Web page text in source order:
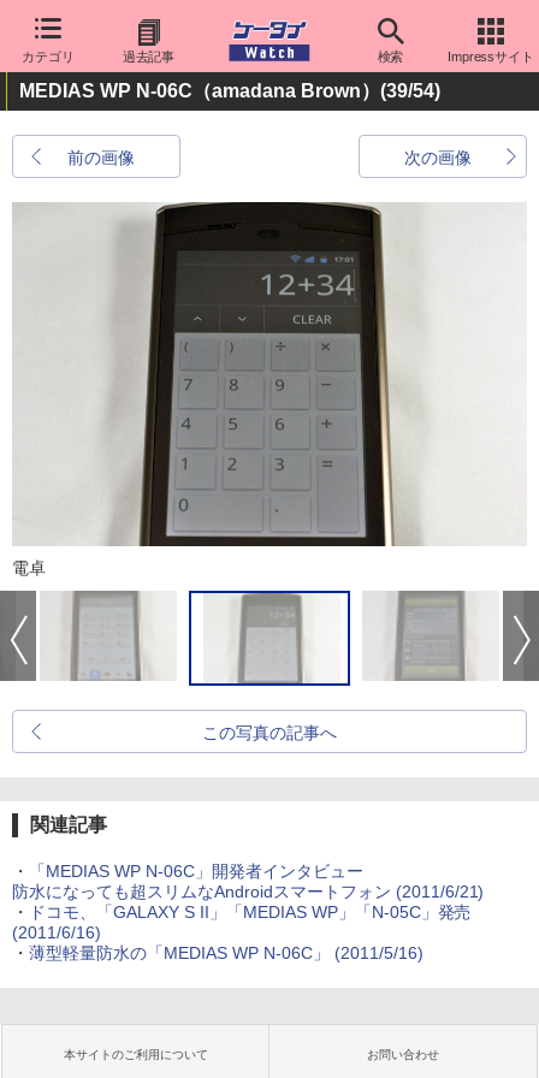
カテゴリ 過去記事 検索 Impressサイト
MEDIAS WP N-06C（amadana Brown） (39/54)
前の画像 次の画像
電卓
この写真の記事へ
関連記事
・
「MEDIAS WP N-06C」開発者インタビュー
防水になっても超スリムなAndroidスマートフォン (2011/6/21)
・
ドコモ、「GALAXY S II」「MEDIAS WP」「N-05C」発売
(2011/6/16)
・ 薄型軽量防水の「MEDIAS WP N-06C」 (2011/5/16)
本サイトのご利用について お問い合わせ